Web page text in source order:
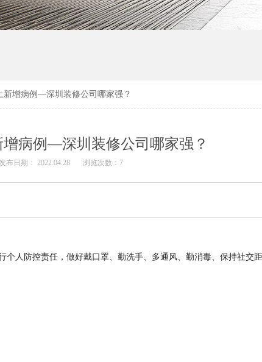
新增病例—深圳装修公司哪家强？
增病例—深圳装修公司哪家强？
布日期： 2022.04.28 浏览次数： 7
人防控责任，做好戴口罩、勤洗手、多通风、勤消毒、保持社交